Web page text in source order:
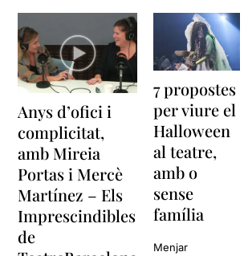
Anys d’ofici i
complicitat,
amb Mireia
Portas i Mercè
Martínez – Els
Imprescindibles
de
7 propostes
per viure el
Halloween
al teatre,
amb o
sense
família
Menjar